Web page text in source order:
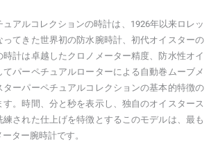
アルコレクションの時計は、1926年以来ロレッ
ってきた世界初の防水腕時計、初代オイスターの
時計は卓越したクロノメーター精度、防水性オイ
てパーペチュアルローターによる自動巻ムーブメ
ターパーペチュアルコレクションの基本的特徴の
。時間、分と秒を表示し、独自のオイスタース
された仕上げを特徴とするこのモデルは、最も
ター腕時計です。